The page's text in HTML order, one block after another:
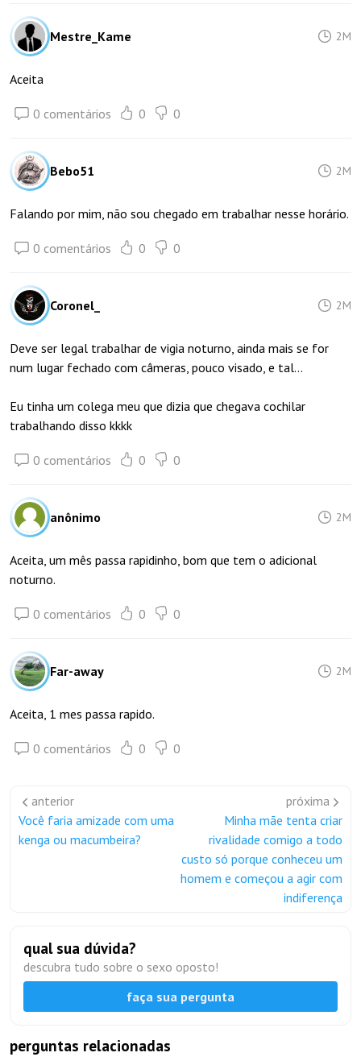
Mestre_Kame 2M
Aceita
0 comentários 0 0
Bebo51 2M
Falando por mim, não sou chegado em trabalhar nesse horário.
0 comentários 0 0
Coronel_ 2M
Deve ser legal trabalhar de vigia noturno, ainda mais se for
num lugar fechado com câmeras, pouco visado, e tal...
Eu tinha um colega meu que dizia que chegava cochilar
trabalhando disso kkkk
0 comentários 0 0
anônimo 2M
Aceita, um mês passa rapidinho, bom que tem o adicional
noturno.
0 comentários 0 0
Far-away 2M
Aceita, 1 mes passa rapido.
0 comentários 0 0
anterior
Você faria amizade com uma
kenga ou macumbeira?
próxima
Minha mãe tenta criar
rivalidade comigo a todo
custo só porque conheceu um
homem e começou a agir com
indiferença
qual sua dúvida?
descubra tudo sobre o sexo oposto!
faça sua pergunta
perguntas relacionadas